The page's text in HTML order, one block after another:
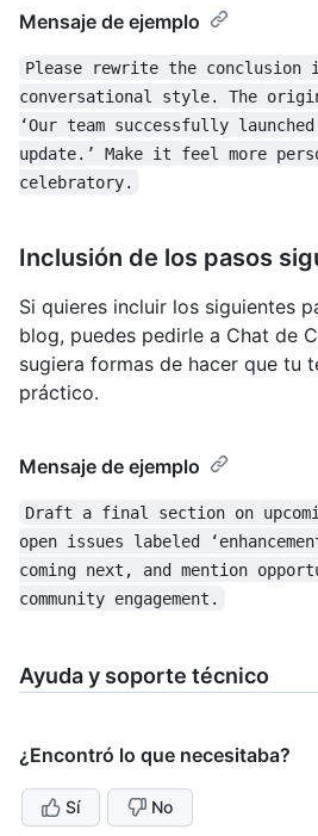
Mensaje de ejemplo
Please rewrite the conclusion
conversational style. The
‘Our team successfully
update.’ Make it feel more
celebratory.
Inclusión de los pasos
Si quieres incluir los siguientes
blog, puedes pedirle a Chat de
sugiera formas de hacer que tu
práctico.
Mensaje de ejemplo
Draft a final section on
open issues labeled
coming next, and mention
community engagement.
Ayuda y soporte técnico
¿Encontró lo que necesitaba?
Sí No